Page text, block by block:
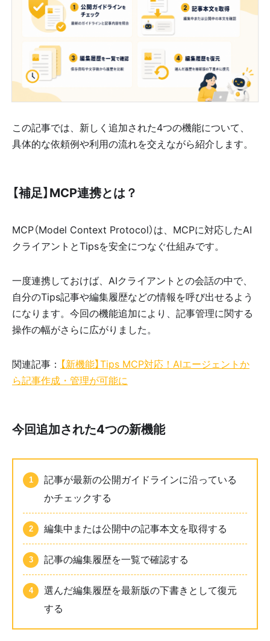
この記事では、新しく追加された4つの機能について、
具体的な依頼例や利用の流れを交えながら紹介します。
【補足】MCP連携とは？
MCP（Model Context Protocol）は、MCPに対応したAI
クライアントとTipsを安全につなぐ仕組みです。
一度連携しておけば、AIクライアントとの会話の中で、
自分のTips記事や編集履歴などの情報を呼び出せるよう
になります。今回の機能追加により、記事管理に関する
操作の幅がさらに広がりました。
関連記事： 【新機能】Tips MCP対応！AIエージェントか
ら記事作成・管理が可能に
今回追加された4つの新機能
記事が最新の公開ガイドラインに沿っている
かチェックする
編集中または公開中の記事本文を取得する
記事の編集履歴を一覧で確認する
選んだ編集履歴を最新版の下書きとして復元
する